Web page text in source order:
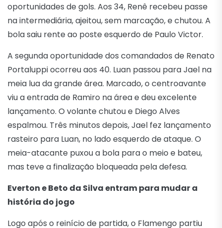
oportunidades de gols. Aos 34, Renê recebeu passe
na intermediária, ajeitou, sem marcação, e chutou. A
bola saiu rente ao poste esquerdo de Paulo Victor.
A segunda oportunidade dos comandados de Renato
Portaluppi ocorreu aos 40. Luan passou para Jael na
meia lua da grande área. Marcado, o centroavante
viu a entrada de Ramiro na área e deu excelente
lançamento. O volante chutou e Diego Alves
espalmou. Três minutos depois, Jael fez lançamento
rasteiro para Luan, no lado esquerdo de ataque. O
meia-atacante puxou a bola para o meio e bateu,
mas teve a finalização bloqueada pela defesa.
Everton e Beto da Silva entram para mudar a
história do jogo
Logo após o reinício de partida, o Flamengo partiu